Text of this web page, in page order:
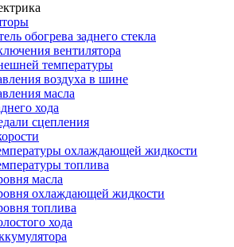
обогрева заднего стекла
вентилятора
температуры
воздуха в шине
масла
хода
сцепления
охлаждающей жидкости
топлива
масла
охлаждающей жидкости
топлива
хода